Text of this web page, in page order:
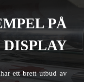
PÅ
DISPLAY
ett brett utbud av